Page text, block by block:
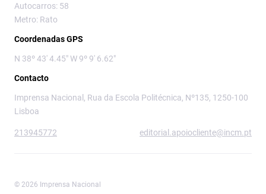
Autocarros: 58
Metro: Rato
Coordenadas GPS
N 38º 43' 4.45" W 9º 9' 6.62"
Contacto
Imprensa Nacional, Rua da Escola Politécnica, Nº135, 1250-100
Lisboa
213945772 editorial.apoiocliente@incm.pt
© 2026 Imprensa Nacional